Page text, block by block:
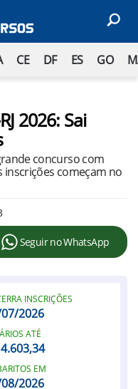
CE DF ES GO
2026: Sai
concurso com
inscrições começam no
Seguir no WhatsApp
INSCRIÇÕES
2026
ATÉ
EM
2026